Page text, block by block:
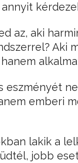
az, aki
Aki
eszményét
emberi
lakik a
jobb